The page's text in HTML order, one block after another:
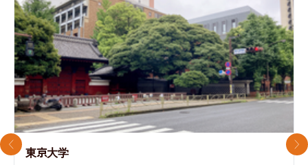
東京大学
前のスライド 次